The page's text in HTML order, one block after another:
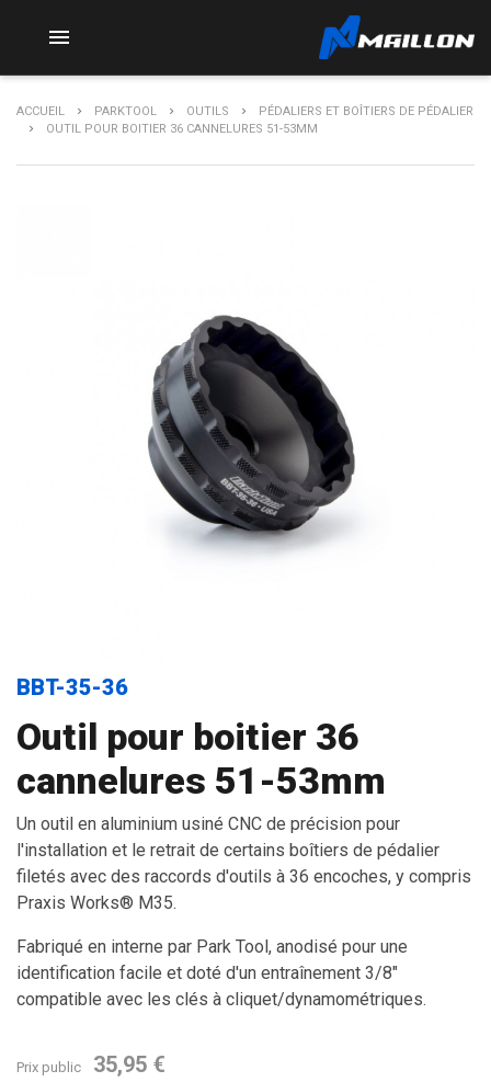

ACCUEIL PARKTOOL OUTILS
PÉDALIERS ET BOÎTIERS DE PÉDALIER
OUTIL POUR BOITIER 36 CANNELURES 51-53MM
BBT-35-36
Outil pour boitier 36
cannelures 51-53mm
Un outil en aluminium usiné CNC de précision pour
l'installation et le retrait de certains boîtiers de pédalier
filetés avec des raccords d'outils à 36 encoches, y compris
Praxis Works® M35.
Fabriqué en interne par Park Tool, anodisé pour une
identification facile et doté d'un entraînement 3/8"
compatible avec les clés à cliquet/dynamométriques.
Prix public 35,95 €